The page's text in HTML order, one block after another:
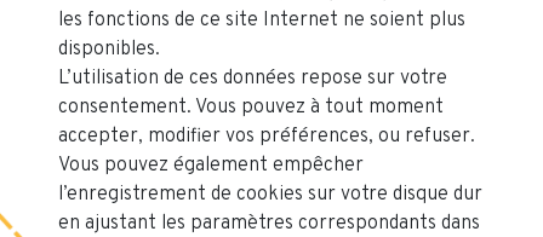
les fonctions de ce site Internet ne soient plus
disponibles.
L’utilisation de ces données repose sur votre
consentement. Vous pouvez à tout moment
accepter, modifier vos préférences, ou refuser.
Vous pouvez également empêcher
l’enregistrement de cookies sur votre disque dur
en ajustant les paramètres correspondants dans